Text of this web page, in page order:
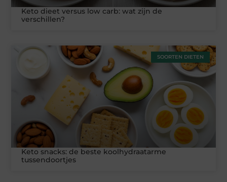
Keto dieet versus low carb: wat zijn de
verschillen?
SOORTEN DIETEN
Keto snacks: de beste koolhydraatarme
tussendoortjes